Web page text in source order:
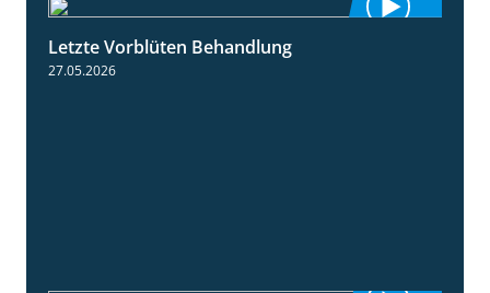
Letzte Vorblüten Behandlung
27.05.2026